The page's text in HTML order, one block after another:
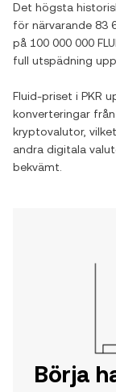
Det högsta
för närvarande 83
på 100 000 000
full utspädning
Fluid-priset i PKR
konverteringar från
kryptovalutor,
andra digitala
bekvämt.
Börja